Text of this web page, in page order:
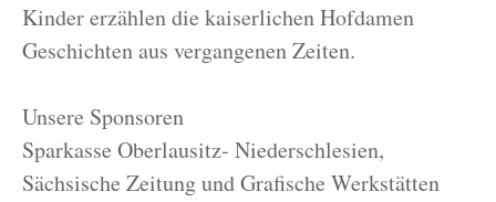
Kinder erzählen die kaiserlichen Hofdamen
Geschichten aus vergangenen Zeiten.
Unsere Sponsoren
Sparkasse Oberlausitz- Niederschlesien,
Sächsische Zeitung und Grafische Werkstätten